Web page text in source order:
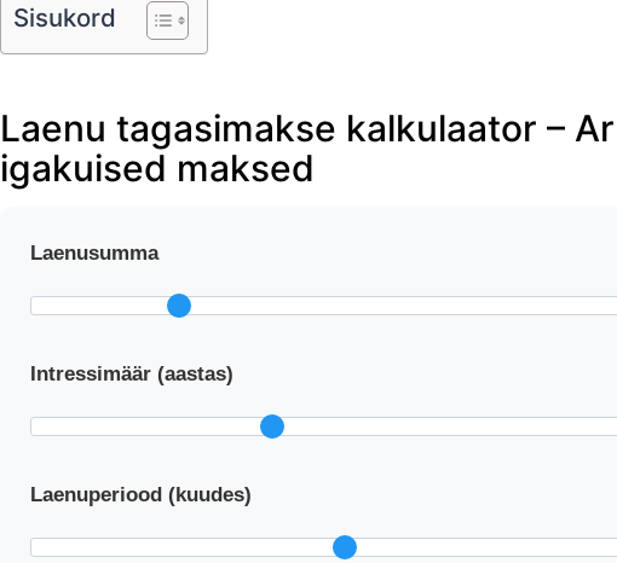
Sisukord
Laenu tagasimakse kalkulaator –
igakuised maksed
Laenusumma
Intressimäär (aastas)
Laenuperiood (kuudes)